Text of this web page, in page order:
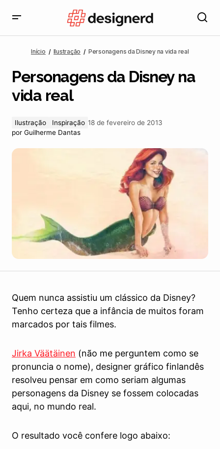
Início Ilustração Personagens da Disney na vida real
Personagens da Disney na
vida real
Ilustração Inspiração 18 de fevereiro de 2013
por Guilherme Dantas
Quem nunca assistiu um clássico da Disney?
Tenho certeza que a infância de muitos foram
marcados por tais filmes.
Jirka Väätäinen (não me perguntem como se
pronuncia o nome), designer gráfico finlandês
resolveu pensar em como seriam algumas
personagens da Disney se fossem colocadas
aqui, no mundo real.
O resultado você confere logo abaixo: